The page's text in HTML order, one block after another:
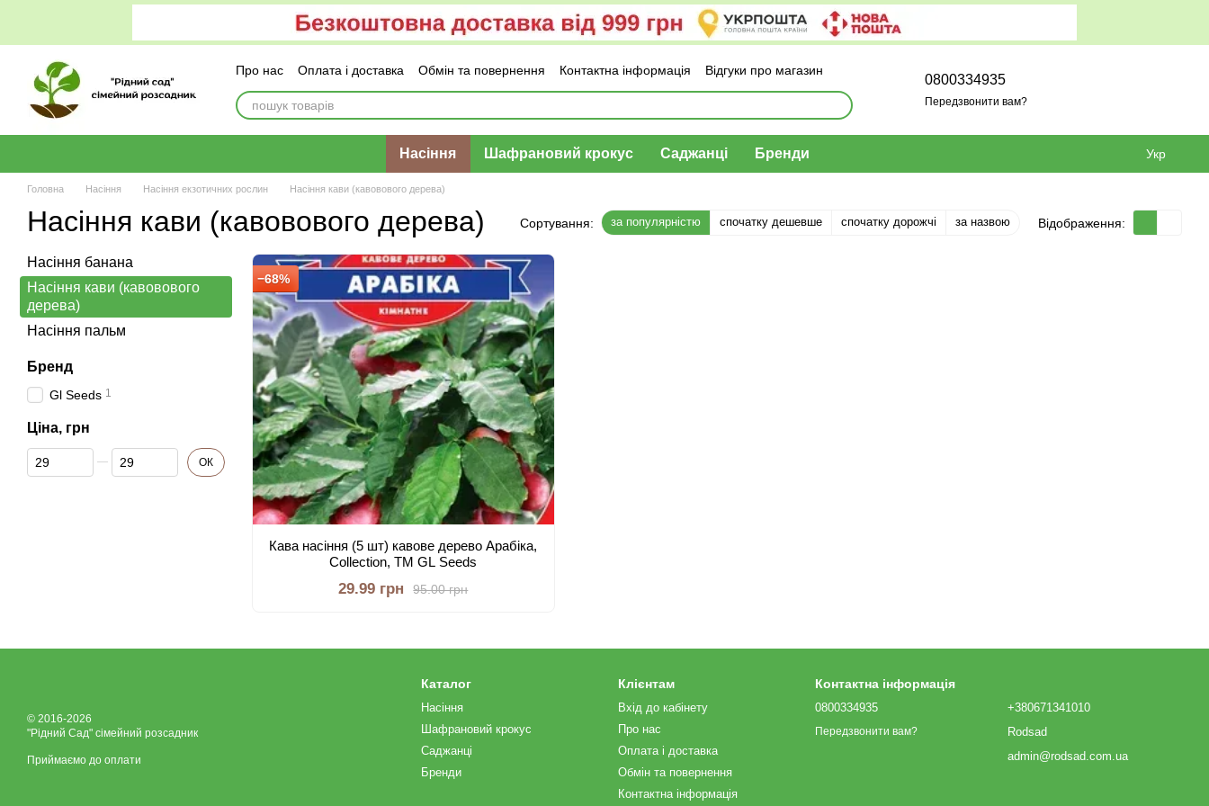
Про нас Оплата і доставка Обмін та повернення Контактна інформація Відгуки про магазин
0800334935
Передзвонити вам?
Насіння Шафрановий крокус Саджанці Бренди Укр
Головна Насіння Насіння екзотичних рослин Насіння кави (кавовового дерева)
Насіння кави (кавовового дерева) Сортування: за популярністю спочатку дешевше спочатку дорожчі за назвою Відображення:
−68%
Кава насіння (5 шт) кавове дерево Арабіка,
Collection, TM GL Seeds
95.00 грн
29.99 грн
Насіння банана
Насіння кави (кавовового
дерева)
Насіння пальм
Бренд
Gl Seeds 1
Ціна, грн
Від Ціна, грн
До Ціна, грн ОК
© 2016-2026
"Рідний Сад" сімейний розсадник
Приймаємо до оплати
Каталог
Насіння
Шафрановий крокус
Саджанці
Бренди
Клієнтам
Вхід до кабінету
Про нас
Оплата і доставка
Обмін та повернення
Контактна інформація
Контактна інформація
0800334935
Передзвонити вам?
+380671341010
Rodsad
admin@rodsad.com.ua